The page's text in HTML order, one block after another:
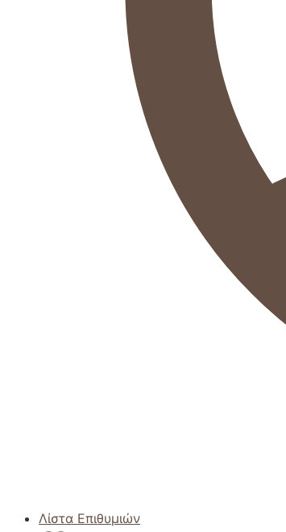
Λίστα Επιθυμιών